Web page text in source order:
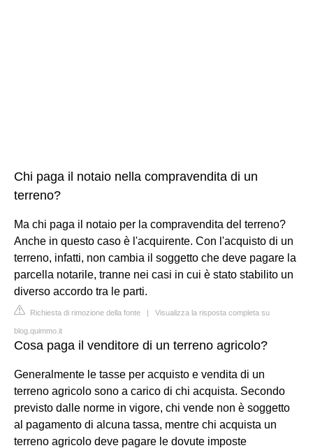
Chi paga il notaio nella compravendita di un
terreno?
Ma chi paga il notaio per la compravendita del terreno?
Anche in questo caso è l'acquirente. Con l'acquisto di un
terreno, infatti, non cambia il soggetto che deve pagare la
parcella notarile, tranne nei casi in cui è stato stabilito un
diverso accordo tra le parti.
Richiesta di rimozione della fonte | Visualizza la risposta completa su
blog.quimmo.it
Cosa paga il venditore di un terreno agricolo?
Generalmente le tasse per acquisto e vendita di un
terreno agricolo sono a carico di chi acquista. Secondo
previsto dalle norme in vigore, chi vende non è soggetto
al pagamento di alcuna tassa, mentre chi acquista un
terreno agricolo deve pagare le dovute imposte